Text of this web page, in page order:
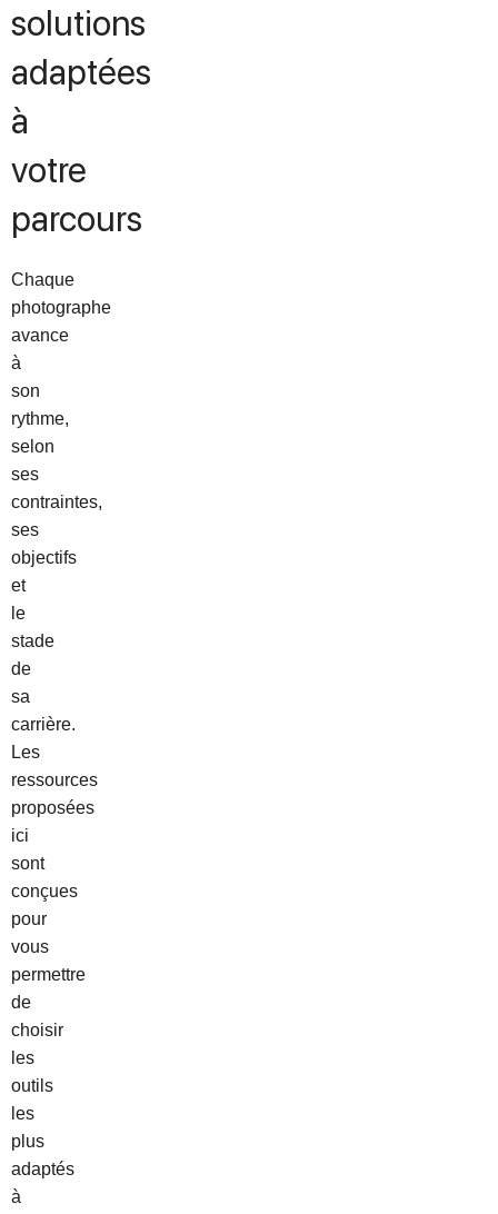
solutions
adaptées
à
votre
parcours
Chaque
photographe
avance
à
son
rythme,
selon
ses
contraintes,
ses
objectifs
et
le
stade
de
sa
carrière.
Les
ressources
proposées
ici
sont
conçues
pour
vous
permettre
de
choisir
les
outils
les
plus
adaptés
à